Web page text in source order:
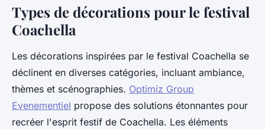
Types de décorations pour le festival
Coachella
Les décorations inspirées par le festival Coachella se
déclinent en diverses catégories, incluant ambiance,
thèmes et scénographies. Optimiz Group
Evenementiel propose des solutions étonnantes pour
recréer l'esprit festif de Coachella. Les éléments